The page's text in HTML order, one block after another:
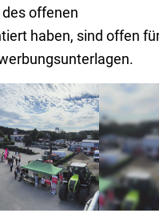
offenen
haben, sind offen